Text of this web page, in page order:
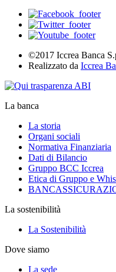
©2017 Iccrea Banca
Realizzato da Iccrea
La banca
La storia
Organi sociali
Normativa Finanziaria
Dati di Bilancio
Gruppo BCC Iccrea
Etica di Gruppo e
La sostenibilità
La Sostenibilità
Dove siamo
La sede